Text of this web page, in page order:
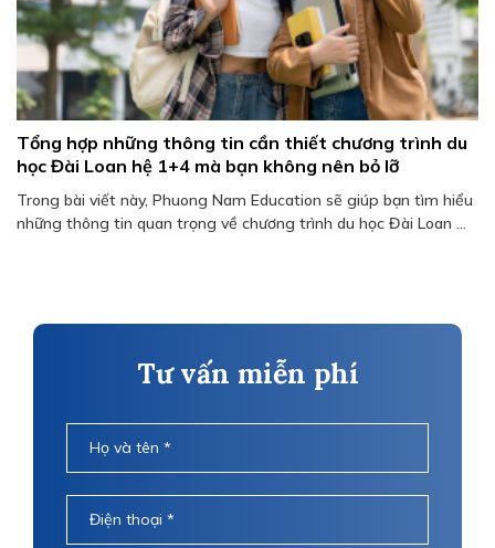
Tổng hợp những thông tin cần thiết chương trình du
học Đài Loan hệ 1+4 mà bạn không nên bỏ lỡ
Trong bài viết này, Phuong Nam Education sẽ giúp bạn tìm hiểu
những thông tin quan trọng về chương trình du học Đài Loan ...
Tư vấn miễn phí